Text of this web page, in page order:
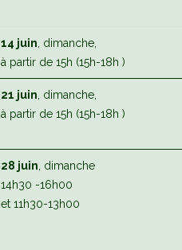
14 juin , dimanche,
à partir de 15h (15h-18h )
21 juin , dimanche,
à partir de 15h (15h-18h )
28 juin , dimanche
14h30 -16h00
et 11h30-13h00